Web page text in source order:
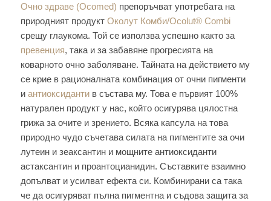
Очно здраве (Ocomed) препоръчват употребата на
природният продукт Околут Комби/Ocolut® Combi
срещу глаукома. Той се използва успешно както за
превенция, така и за забавяне прогресията на
коварното очно заболяване. Тайната на действието му
се крие в рационалната комбинация от очни пигменти
и антиоксидантив състава му. Това е първият 100%
натурален продукт у нас, който осигурява цялостна
грижа за очите и зрението. Всяка капсула на това
природно чудо съчетава силата на пигментите за очи
лутеин и зеаксантин и мощните антиоксиданти
астаксантин и проантоцианидин. Съставките взаимно
допълват и усилват ефекта си. Комбинирани са така
че да осигуряват пълна пигментна и съдова защита за